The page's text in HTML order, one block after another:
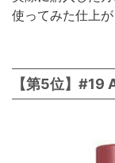
使ってみた仕上
【第5位】#19